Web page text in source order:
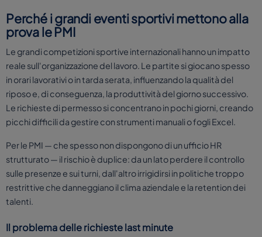
Perché i grandi eventi sportivi mettono alla
prova le PMI
Le grandi competizioni sportive internazionali hanno un impatto
reale sull'organizzazione del lavoro. Le partite si giocano spesso
in orari lavorativi o in tarda serata, influenzando la qualità del
riposo e, di conseguenza, la produttività del giorno successivo.
Le richieste di permesso si concentrano in pochi giorni, creando
picchi difficili da gestire con strumenti manuali o fogli Excel.
Per le PMI — che spesso non dispongono di un ufficio HR
strutturato — il rischio è duplice: da un lato perdere il controllo
sulle presenze e sui turni, dall'altro irrigidirsi in politiche troppo
restrittive che danneggiano il clima aziendale e la retention dei
talenti.
Il problema delle richieste last minute